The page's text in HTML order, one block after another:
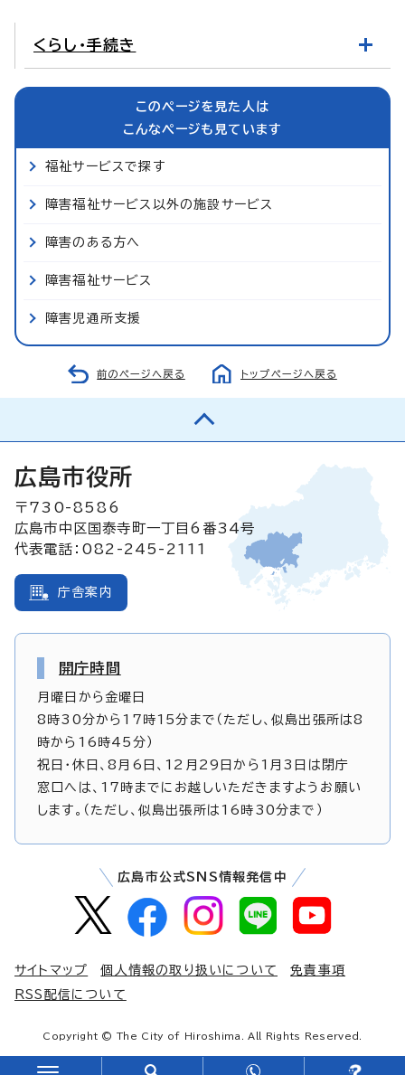
くらし・手続き
このページを見た人は
こんなページも見ています
福祉サービスで探す
障害福祉サービス以外の施設サービス
障害のある方へ
障害福祉サービス
障害児通所支援
前のページへ戻る トップページへ戻る
広島市役所
〒730-8586
広島市中区国泰寺町一丁目6番34号
代表電話：082-245-2111
庁舎案内
開庁時間
月曜日から金曜日
8時30分から17時15分まで（ただし、似島出張所は8
時から16時45分）
祝日・休日、8月6日、12月29日から1月3日は閉庁
窓口へは、17時までにお越しいただきますようお願い
します。（ただし、似島出張所は16時30分まで）
広島市公式SNS情報発信中
サイトマップ 個人情報の取り扱いについて
免責事項
RSS配信について
Copyright © The City of Hiroshima. All Rights Reserved.